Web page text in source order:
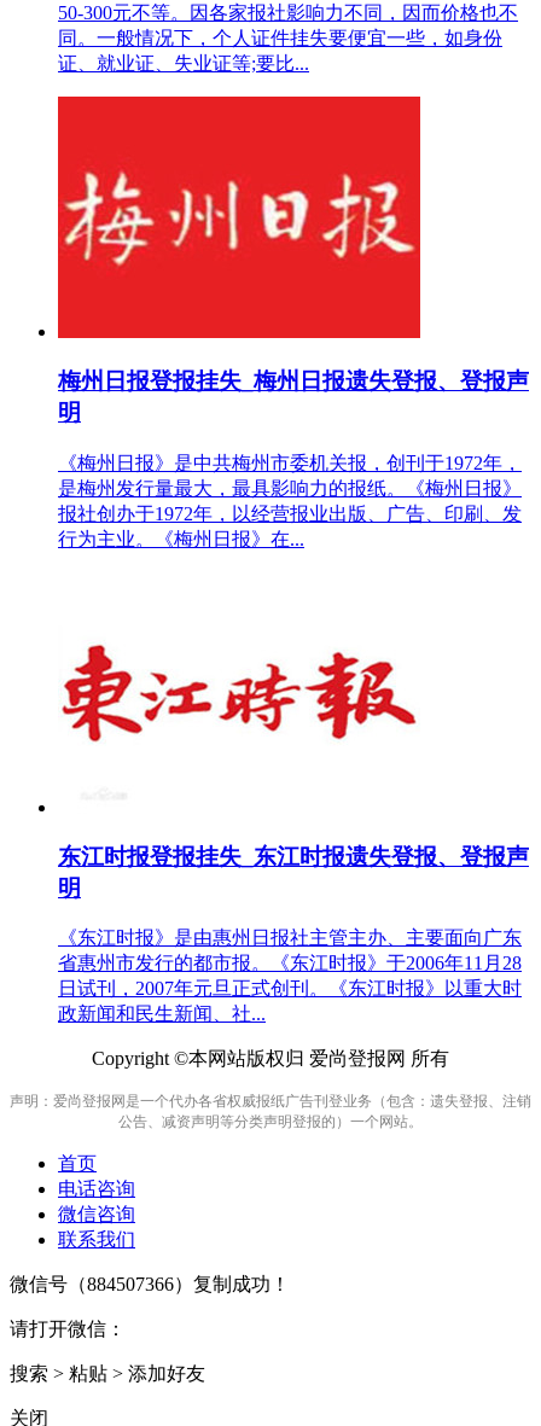
50-300元不等。因各家报社影响力不同，因而价格也不
同。一般情况下，个人证件挂失要便宜一些，如身份
证、就业证、失业证等;要比...
梅州日报登报挂失_梅州日报遗失登报、登报声
明
《梅州日报》是中共梅州市委机关报，创刊于1972年，
是梅州发行量最大，最具影响力的报纸。《梅州日报》
报社创办于1972年，以经营报业出版、广告、印刷、发
行为主业。《梅州日报》在...
东江时报登报挂失_东江时报遗失登报、登报声
明
《东江时报》是由惠州日报社主管主办、主要面向广东
省惠州市发行的都市报。《东江时报》于2006年11月28
日试刊，2007年元旦正式创刊。《东江时报》以重大时
政新闻和民生新闻、社...
Copyright ©本网站版权归 爱尚登报网 所有
声明：爱尚登报网是一个代办各省权威报纸广告刊登业务（包含：遗失登报、注销
公告、减资声明等分类声明登报的）一个网站。
首页
电话咨询
微信咨询
联系我们
微信号（884507366）复制成功！
请打开微信：
搜索 > 粘贴 > 添加好友
关闭